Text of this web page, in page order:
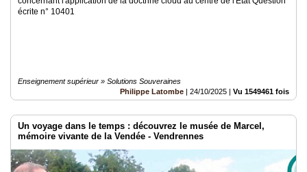
écrite n° 10401
Enseignement supérieur » Solutions Souveraines
Philippe Latombe | 24/10/2025 | Vu 1549461 fois
Un voyage dans le temps : découvrez le musée de Marcel,
mémoire vivante de la Vendée - Vendrennes